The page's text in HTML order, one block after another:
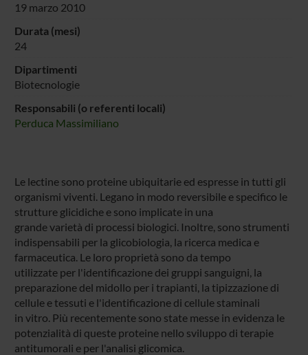
19 marzo 2010
Durata (mesi)
24
Dipartimenti
Biotecnologie
Responsabili (o referenti locali)
Perduca Massimiliano
Le lectine sono proteine ubiquitarie ed espresse in tutti gli
organismi viventi. Legano in modo reversibile e specifico le
strutture glicidiche e sono implicate in una
grande varietà di processi biologici. Inoltre, sono strumenti
indispensabili per la glicobiologia, la ricerca medica e
farmaceutica. Le loro proprietà sono da tempo
utilizzate per l'identificazione dei gruppi sanguigni, la
preparazione del midollo per i trapianti, la tipizzazione di
cellule e tessuti e l'identificazione di cellule staminali
in vitro. Più recentemente sono state messe in evidenza le
potenzialità di queste proteine nello sviluppo di terapie
antitumorali e per l'analisi glicomica.